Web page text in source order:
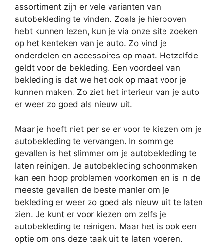
assortiment zijn er vele varianten van
autobekleding te vinden. Zoals je hierboven
hebt kunnen lezen, kun je via onze site zoeken
op het kenteken van je auto. Zo vind je
onderdelen en accessoires op maat. Hetzelfde
geldt voor de bekleding. Een voordeel van
bekleding is dat we het ook op maat voor je
kunnen maken. Zo ziet het interieur van je auto
er weer zo goed als nieuw uit.
Maar je hoeft niet per se er voor te kiezen om je
autobekleding te vervangen. In sommige
gevallen is het slimmer om je autobekleding te
laten reinigen. Je autobekleding schoonmaken
kan een hoop problemen voorkomen en is in de
meeste gevallen de beste manier om je
bekleding er weer zo goed als nieuw uit te laten
zien. Je kunt er voor kiezen om zelfs je
autobekleding te reinigen. Maar het is ook een
optie om ons deze taak uit te laten voeren.